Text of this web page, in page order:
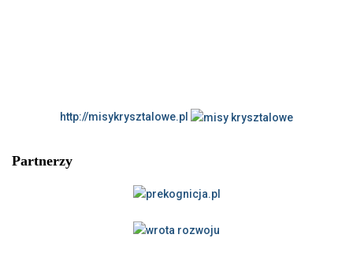
http://misykrysztalowe.pl
Partnerzy